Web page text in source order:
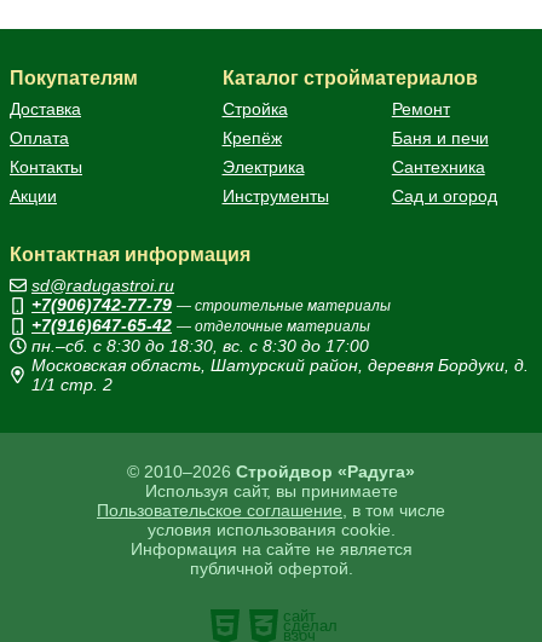
© 2010–2026 Стройдвор «Радуга»
Используя сайт, вы принимаете
Пользовательское соглашение , в том числе
условия использования cookie.
Информация на сайте не является
публичной офертой.
Покупателям
Доставка
Оплата
Контакты
Акции
Каталог стройматериалов
Стройка
Ремонт
Крепёж
Баня и печи
Электрика
Сантехника
Инструменты
Сад и огород
Контактная информация
sd@radugastroi.ru
+7(906)742-77-79 — строительные материалы
+7(916)647-65-42 — отделочные материалы
пн.–сб. с 8:30 до 18:30, вс. с 8:30 до 17:00
Московская область, Шатурский район, деревня Бордуки, д.
1/1 стр. 2